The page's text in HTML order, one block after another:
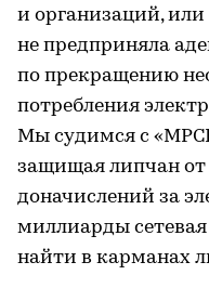
и организаций, или
не предприняла
по прекращению
потребления
Мы судимся с
защищая липчан от
доначислений за
миллиарды
найти в карманах